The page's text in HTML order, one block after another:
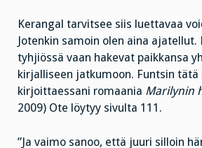
Kerangal tarvitsee siis luettavaa
Jotenkin samoin olen aina
tyhjiössä vaan hakevat paikkansa
kirjalliseen jatkumoon. Funtsin
kirjoittaessani romaania Marilynin
2009) Ote löytyy sivulta 111.
”Ja vaimo sanoo, että juuri silloin